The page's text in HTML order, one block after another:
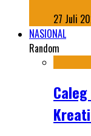
27 Juli
NASIONAL
Random